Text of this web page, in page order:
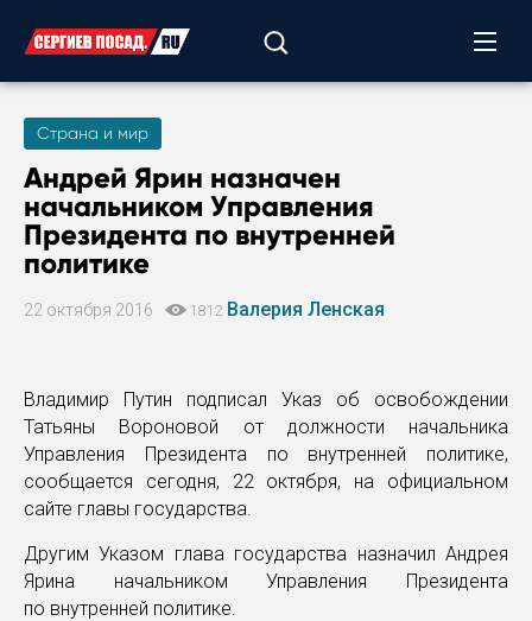
Страна и мир
Андрей Ярин назначен
начальником Управления
Президента по внутренней
политике
22 октября 2016 1812 Валерия Ленская
Владимир Путин подписал Указ об освобождении
Татьяны Вороновой от должности начальника
Управления Президента по внутренней политике,
сообщается сегодня, 22 октября, на официальном
сайте главы государства.
Другим Указом глава государства назначил Андрея
Ярина начальником Управления Президента
по внутренней политике.